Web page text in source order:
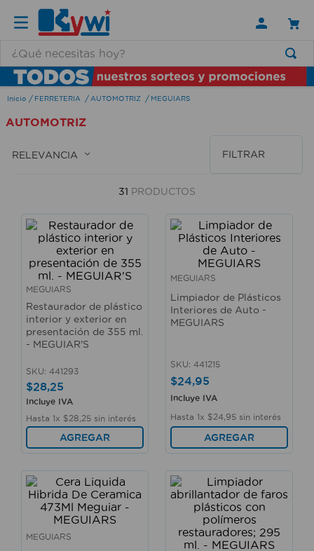
FERRETERIA AUTOMOTRIZ MEGUIARS
AUTOMOTRIZ
RELEVANCIA FILTRAR
31 PRODUCTOS
MEGUIARS
Restaurador de plástico
interior y exterior en
presentación de 355 ml.
- MEGUIAR'S
SKU: 441293
$28,25
Incluye IVA
Hasta 1x $28 25 sin interés
AGREGAR
MEGUIARS
Limpiador de Plásticos
Interiores de Auto -
MEGUIARS
SKU: 441215
$24,95
Incluye IVA
Hasta 1x $24 95 sin interés
AGREGAR
MEGUIARS
TÉRMINOS MÁS BUSCADOS
1.
lamparas
2.
ducha
3.
silla
organizador
aspiradora
cerradura
sillas